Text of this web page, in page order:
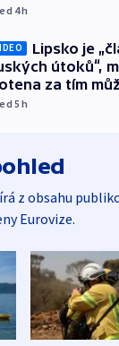
4h
Lipsko je
útoků“,
za tím
5h
z obsahu
Eurovize.